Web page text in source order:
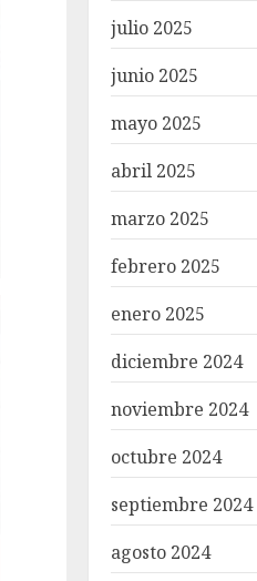
julio 2025
junio 2025
mayo 2025
abril 2025
marzo 2025
febrero 2025
enero 2025
diciembre 2024
noviembre 2024
octubre 2024
septiembre 2024
agosto 2024